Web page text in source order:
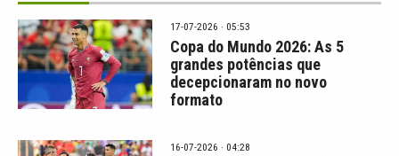
17-07-2026 · 05:53
Copa do Mundo 2026: As 5
grandes potências que
decepcionaram no novo
formato
16-07-2026 · 04:28